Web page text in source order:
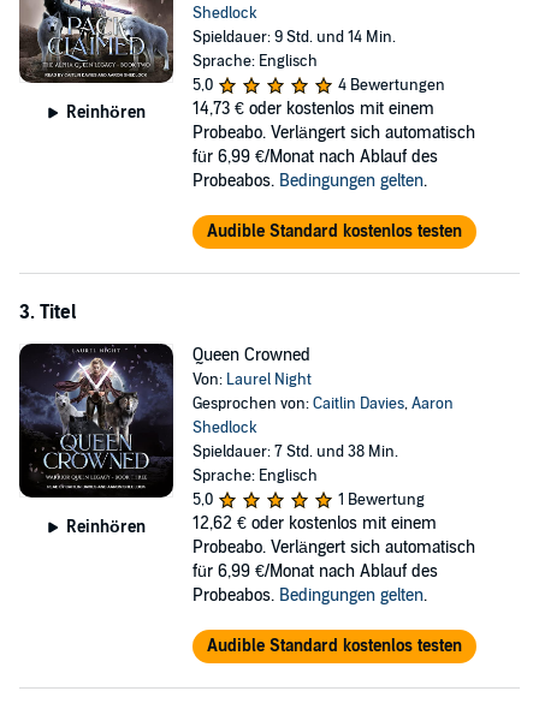
Reinhören
Shedlock
Spieldauer: 9 Std. und 14 Min.
Sprache: Englisch
5,0
4 Bewertungen
14,73 € oder kostenlos mit einem
Probeabo. Verlängert sich automatisch
für 6,99 €/Monat nach Ablauf des
Probeabos. Bedingungen gelten.
Audible Standard kostenlos testen
3. Titel
Reinhören
Queen Crowned
Von: Laurel Night
Gesprochen von:Caitlin Davies,Aaron
Shedlock
Spieldauer: 7 Std. und 38 Min.
Sprache: Englisch
5,0
1 Bewertung
12,62 € oder kostenlos mit einem
Probeabo. Verlängert sich automatisch
für 6,99 €/Monat nach Ablauf des
Probeabos. Bedingungen gelten.
Audible Standard kostenlos testen